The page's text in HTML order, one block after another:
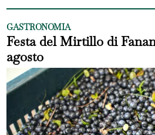
GASTRONOMIA
Festa del Mirtillo di
agosto